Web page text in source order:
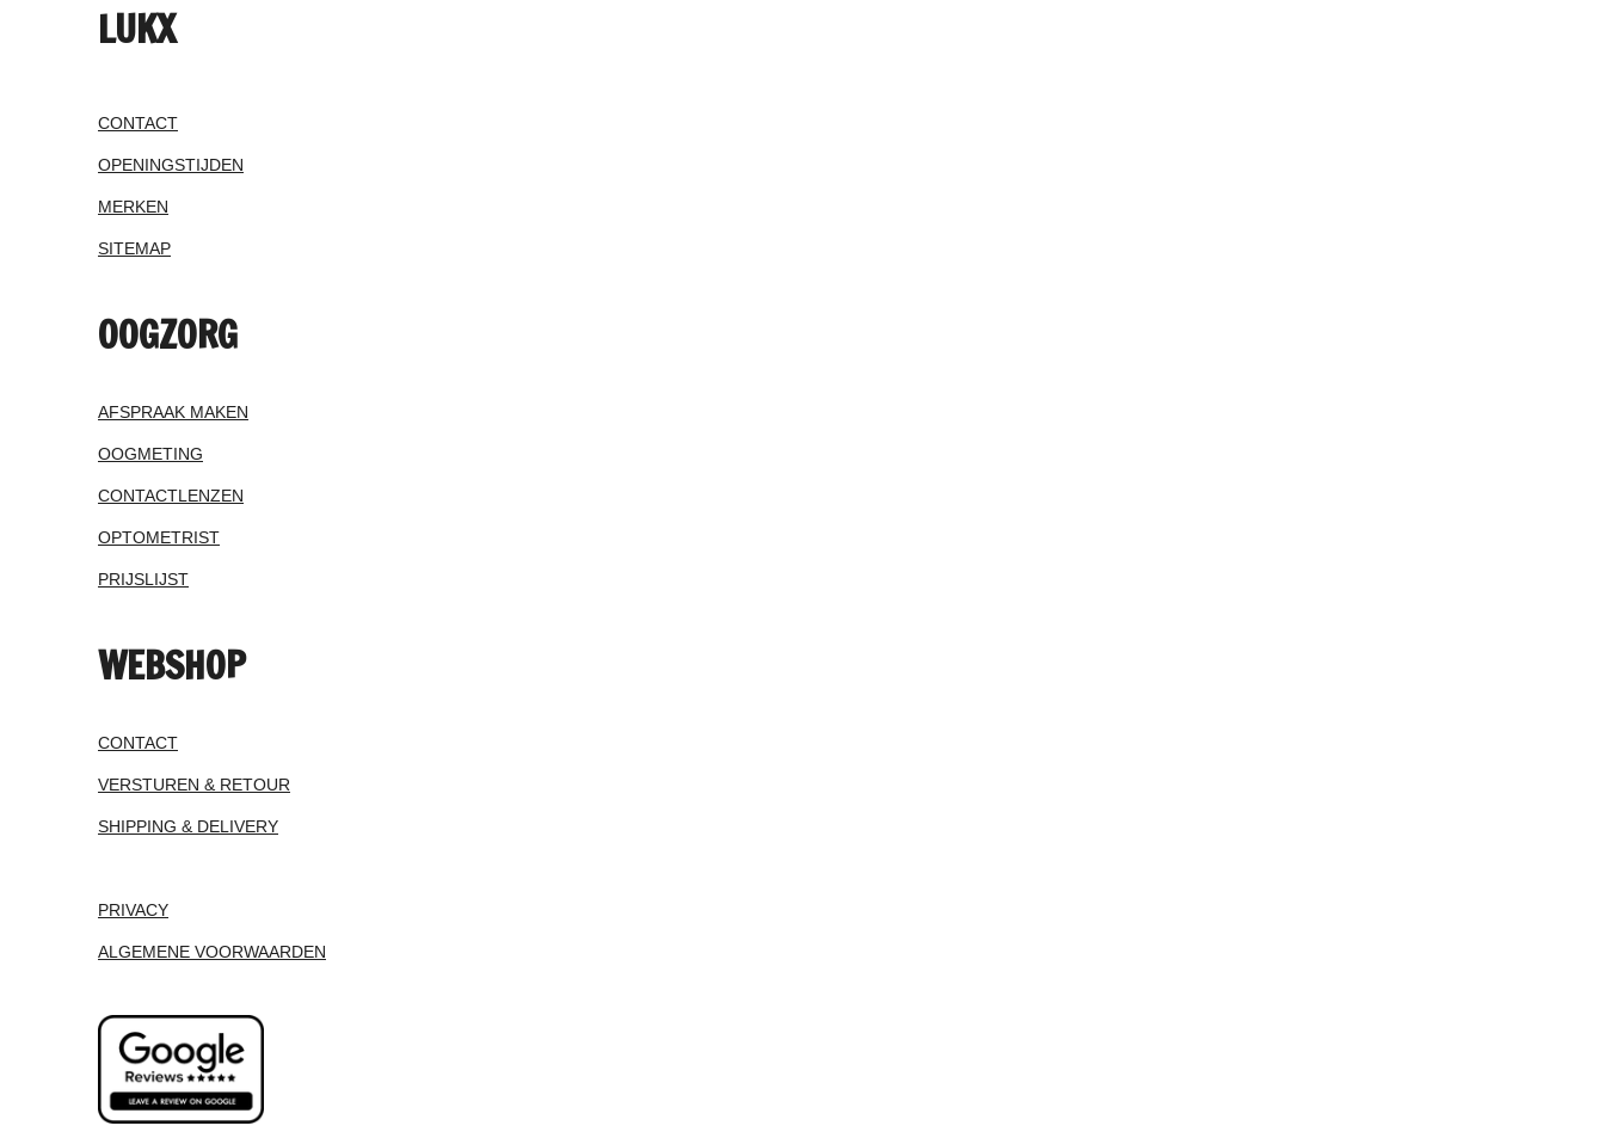
LUKX
CONTACT
OPENINGSTIJDEN
MERKEN
SITEMAP
OOGZORG
AFSPRAAK MAKEN
OOGMETING
CONTACTLENZEN
OPTOMETRIST
PRIJSLIJST
WEBSHOP
CONTACT
VERSTUREN & RETOUR
SHIPPING & DELIVERY
PRIVACY
ALGEMENE VOORWAARDEN